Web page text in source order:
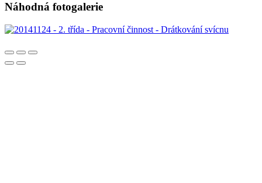
Náhodná fotogalerie